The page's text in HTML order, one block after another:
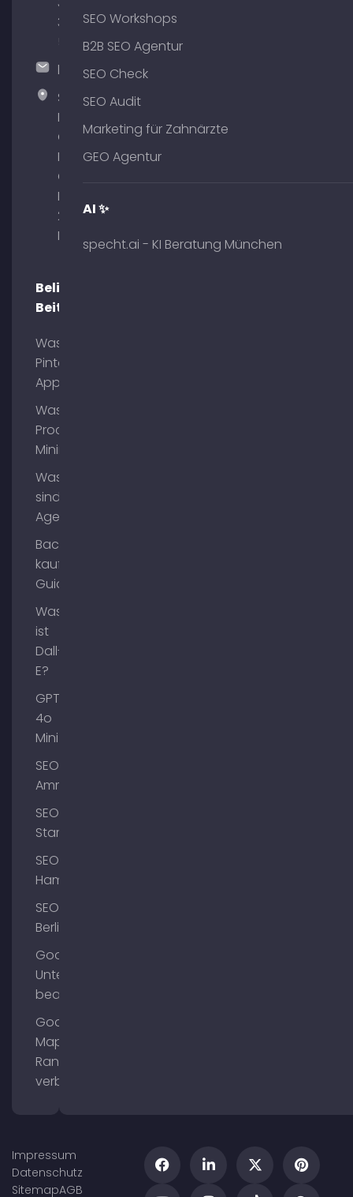
375
hallo@timospecht.de
Specht
Marketing
GmbH –
Palais am
Obelisk
Briennerstr.
29 80333
München
Beliebte
Beiträge
Was ist
Pinterest
App?
Was ist
Process
Mining?
Was
sind AI
Agents?
Backlinks
kaufen
Guide
Was
ist
Dall-
E?
GPT-
4o
Mini
SEO
Ammersee
SEO
Starnberg
SEO
Hamburg
SEO
Berlin
Google
Unternehmensprofil
bearbeiten
Google
Maps
Ranking
verbessern
SEO Workshops
B2B SEO Agentur
SEO Check
SEO Audit
Marketing für Zahnärzte
GEO Agentur
AI ✨
specht.ai - KI Beratung München
Impressum
Datenschutz
SitemapAGB